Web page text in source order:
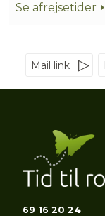
Se afrejsetider
Mail link
69 16 20 24